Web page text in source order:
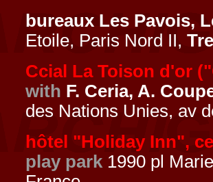
bureaux Les Pavois,
Etoile, Paris Nord II,
Ccial La Toison d'or
with F. Ceria, A.
des Nations Unies, av
hôtel "Holiday Inn",
play park 1990 pl